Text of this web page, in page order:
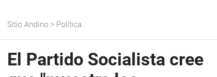
Sitio Andino > Política
El Partido Socialista cree